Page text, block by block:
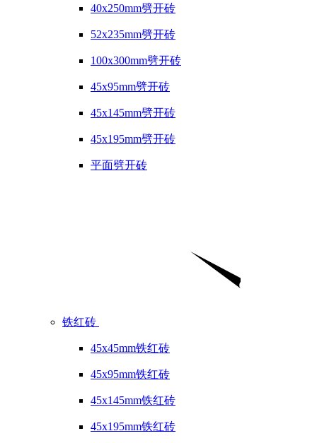
40x250mm劈开砖
52x235mm劈开砖
100x300mm劈开砖
45x95mm劈开砖
45x145mm劈开砖
45x195mm劈开砖
平面劈开砖
铁红砖
45x45mm铁红砖
45x95mm铁红砖
45x145mm铁红砖
45x195mm铁红砖